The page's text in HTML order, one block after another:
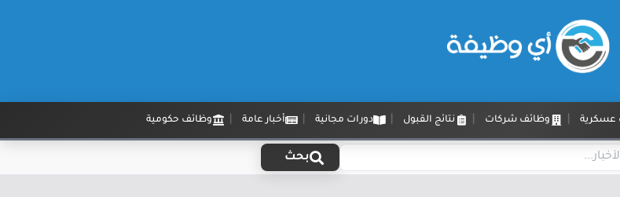
عسكرية وظائف شركات نتائج القبول دورات مجانية أخبار عامة وظائف حكومية
بحث